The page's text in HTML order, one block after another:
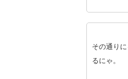
その通り
るにゃ。